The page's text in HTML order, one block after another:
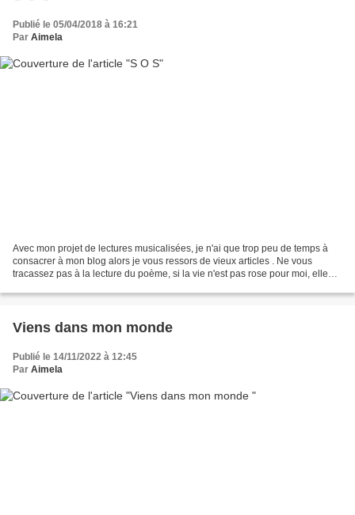
Publié le 05/04/2018 à 16:21
Par Aimela
Avec mon projet de lectures musicalisées, je n'ai que trop peu de temps à
consacrer à mon blog alors je vous ressors de vieux articles . Ne vous
tracassez pas à la lecture du poème, si la vie n'est pas rose pour moi, elle
Viens dans mon monde
Publié le 14/11/2022 à 12:45
Par Aimela